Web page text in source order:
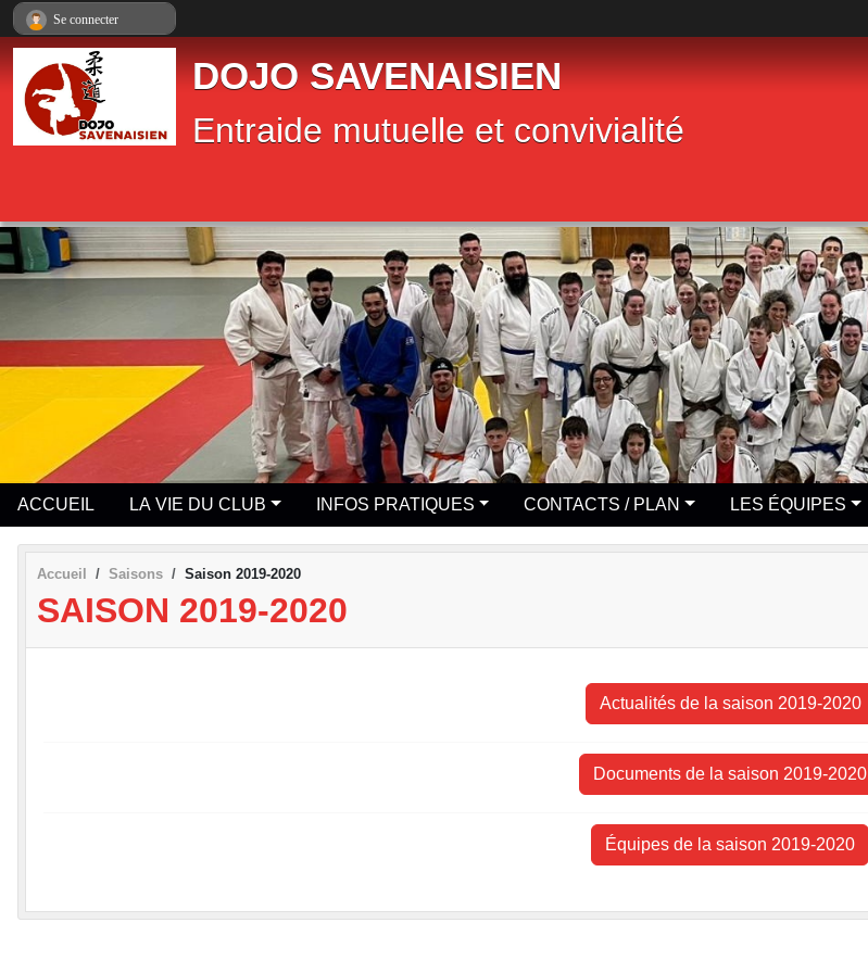
DOJO SAVENAISIEN
Entraide mutuelle et convivialité
ACCUEIL LA VIE DU CLUB INFOS PRATIQUES CONTACTS / PLAN LES ÉQUIPES
Accueil Saisons Saison 2019-2020
SAISON 2019-2020
Actualités de la saison 2019-2020
Documents de la saison 2019-2020
Équipes de la saison 2019-2020
Se connecter
Panneau de gestion des cookies